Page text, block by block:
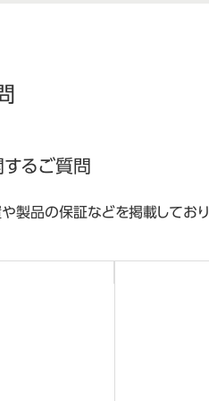
するご質問
製品の保証などを掲載しており